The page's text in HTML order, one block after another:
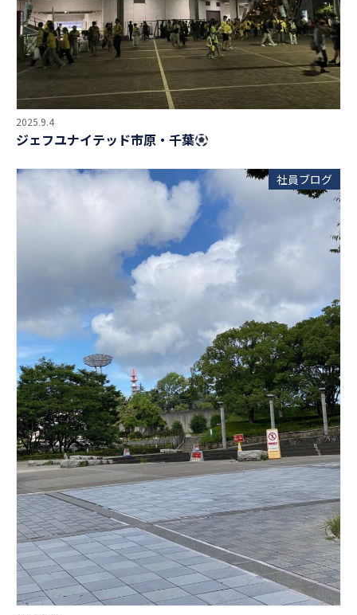
2025.9.4
ジェフユナイテッド市原・千葉
社員ブログ